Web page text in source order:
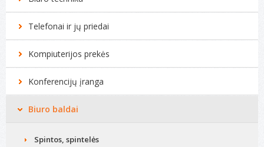
Telefonai ir jų priedai
Kompiuterijos prekės
Konferencijų įranga
Biuro baldai
Spintos, spintelės